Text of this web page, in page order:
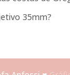
35mm?